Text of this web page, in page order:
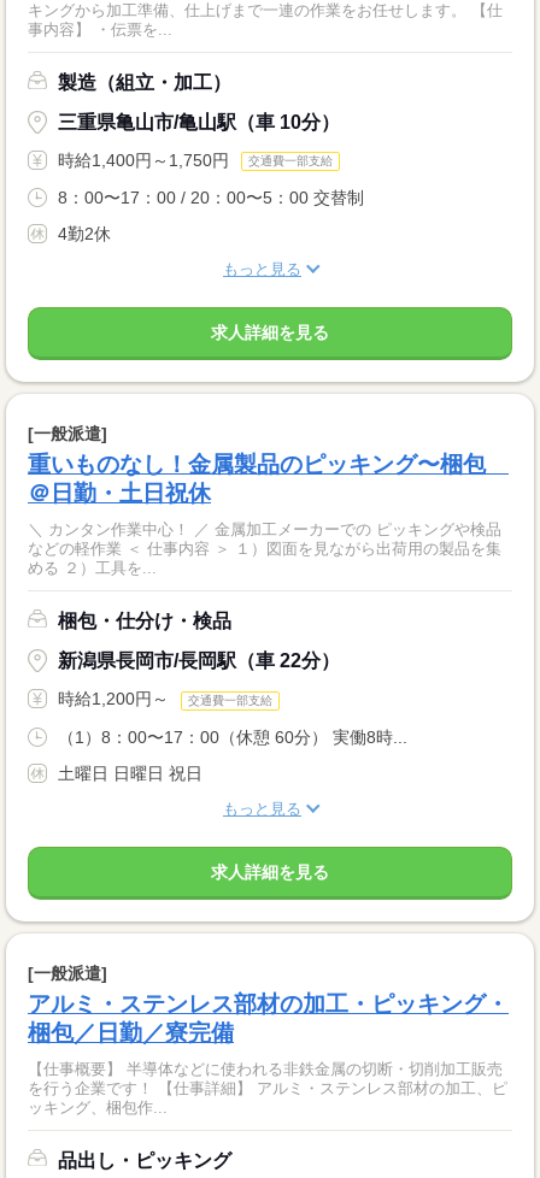
キングから加工準備、仕上げまで一連の作業をお任せします。 【仕
事内容】 ・伝票を...
製造（組立・加工）
三重県亀山市/亀山駅（車 10分）
時給1,400円～1,750円 交通費一部支給
8：00〜17：00 / 20：00〜5：00 交替制
4勤2休
もっと見る
求人詳細を見る
[一般派遣]
重いものなし！金属製品のピッキング〜梱包
＠日勤・土日祝休
＼ カンタン作業中心！ ／ 金属加工メーカーでの ピッキングや検品
などの軽作業 ＜ 仕事内容 ＞ １）図面を見ながら出荷用の製品を集
める ２）工具を...
梱包・仕分け・検品
新潟県長岡市/長岡駅（車 22分）
時給1,200円～ 交通費一部支給
（1）8：00〜17：00（休憩 60分） 実働8時...
土曜日 日曜日 祝日
もっと見る
求人詳細を見る
[一般派遣]
アルミ・ステンレス部材の加工・ピッキング・
梱包／日勤／寮完備
【仕事概要】 半導体などに使われる非鉄金属の切断・切削加工販売
を行う企業です！ 【仕事詳細】 アルミ・ステンレス部材の加工、ピ
ッキング、梱包作...
品出し・ピッキング